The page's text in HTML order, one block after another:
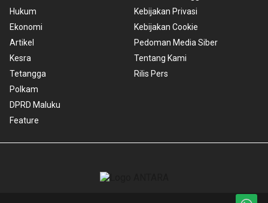
Hukum
Ekonomi
Artikel
Kesra
Tetangga
Polkam
DPRD Maluku
Feature
Kebijakan Privasi
Kebijakan Cookie
Pedoman Media Siber
Tentang Kami
Rilis Pers